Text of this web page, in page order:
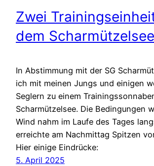
Zwei
dem Scharmützelsee
In Abstimmung mit der SG
ich mit meinen Jungs und einigen
Seglern zu einem
Scharmützelsee. Die Bedingungen
Wind nahm im Laufe des Tages
erreichte am Nachmittag Spitzen
Hier einige Eindrücke:
5. April 2025